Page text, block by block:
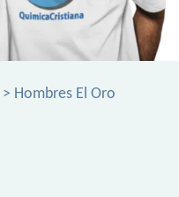
> Hombres El Oro